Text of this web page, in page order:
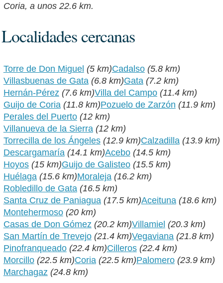
Coria, a unos 22.6 km.
Localidades cercanas
Torre de Don Miguel (5 km)Cadalso (5.8 km)
Villasbuenas de Gata (6.8 km)Gata (7.2 km)
Hernán-Pérez (7.6 km)Villa del Campo (11.4 km)
Guijo de Coria (11.8 km)Pozuelo de Zarzón (11.9 km)
Perales del Puerto (12 km)
Villanueva de la Sierra (12 km)
Torrecilla de los Ángeles (12.9 km)Calzadilla (13.9 km)
Descargamaría (14.1 km)Acebo (14.5 km)
Hoyos (15 km)Guijo de Galisteo (15.5 km)
Huélaga (15.6 km)Moraleja (16.2 km)
Robledillo de Gata (16.5 km)
Santa Cruz de Paniagua (17.5 km)Aceituna (18.6 km)
Montehermoso (20 km)
Casas de Don Gómez (20.2 km)Villamiel (20.3 km)
San Martín de Trevejo (21.4 km)Vegaviana (21.8 km)
Pinofranqueado (22.4 km)Cilleros (22.4 km)
Morcillo (22.5 km)Coria (22.5 km)Palomero (23.9 km)
Marchagaz (24.8 km)